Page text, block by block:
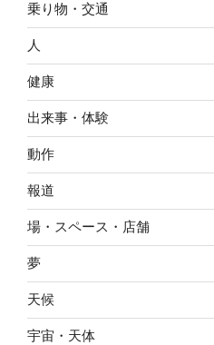
乗り物・交通
人
健康
出来事・体験
動作
報道
場・スペース・店舗
夢
天候
宇宙・天体